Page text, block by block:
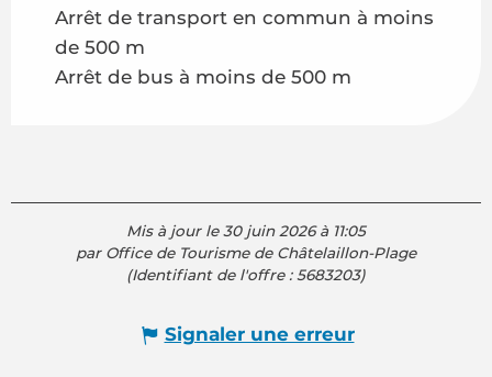
Arrêt de transport en commun à moins
de 500 m
Arrêt de bus à moins de 500 m
Mis à jour le 30 juin 2026 à 11:05
par Office de Tourisme de Châtelaillon-Plage
(Identifiant de l'offre :5683203)
Signaler une erreur